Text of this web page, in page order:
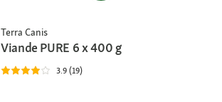
Terra Canis
Viande PURE 6 x 400 g
3.9 (19)